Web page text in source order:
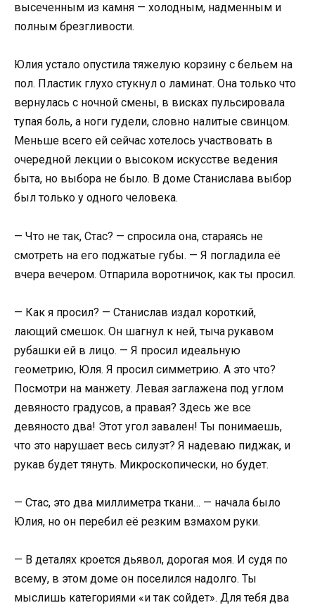
высеченным из камня — холодным, надменным и
полным брезгливости.
Юлия устало опустила тяжелую корзину с бельем на
пол. Пластик глухо стукнул о ламинат. Она только что
вернулась с ночной смены, в висках пульсировала
тупая боль, а ноги гудели, словно налитые свинцом.
Меньше всего ей сейчас хотелось участвовать в
очередной лекции о высоком искусстве ведения
быта, но выбора не было. В доме Станислава выбор
был только у одного человека.
— Что не так, Стас? — спросила она, стараясь не
смотреть на его поджатые губы. — Я погладила её
вчера вечером. Отпарила воротничок, как ты просил.
— Как я просил? — Станислав издал короткий,
лающий смешок. Он шагнул к ней, тыча рукавом
рубашки ей в лицо. — Я просил идеальную
геометрию, Юля. Я просил симметрию. А это что?
Посмотри на манжету. Левая заглажена под углом
девяносто градусов, а правая? Здесь же все
девяносто два! Этот угол завален! Ты понимаешь,
что это нарушает весь силуэт? Я надеваю пиджак, и
рукав будет тянуть. Микроскопически, но будет.
— Стас, это два миллиметра ткани… — начала было
Юлия, но он перебил её резким взмахом руки.
— В деталях кроется дьявол, дорогая моя. И судя по
всему, в этом доме он поселился надолго. Ты
мыслишь категориями «и так сойдет». Для тебя два